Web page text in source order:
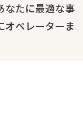
なたに最適な事
オペレーターま